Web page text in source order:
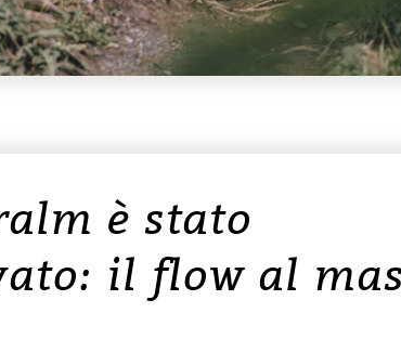
è stato
il flow al